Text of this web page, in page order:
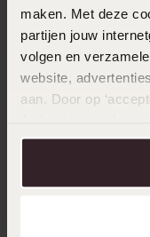
maken. Met deze
partijen jouw
volgen en
website,
aan. Door op
over in ons